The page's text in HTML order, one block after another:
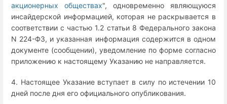
акционерных обществах", одновременно являющуюся
инсайдерской информацией, которая не раскрывается в
соответствии с частью 1.2 статьи 8 Федерального закона
N 224-ФЗ, и указанная информация содержится в одном
документе (сообщении), уведомление по форме согласно
приложению к настоящему Указанию не направляется.
4. Настоящее Указание вступает в силу по истечении 10
дней после дня его официального опубликования.